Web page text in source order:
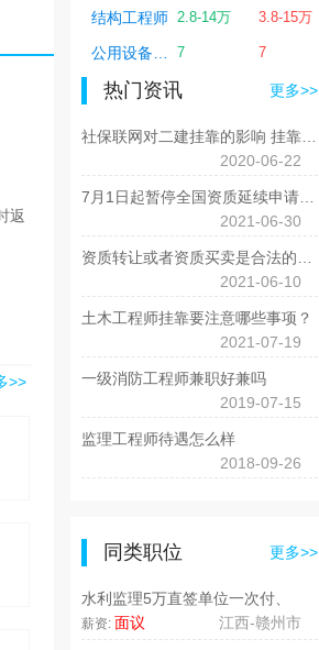
返
>>
4-20万
结构工程师 2.8-14万 3.8-15万
7 7
热门资讯 更多>>
2020-06-22
2021-06-30
2021-06-10
土木工程师挂靠要注意哪些事项？
2021-07-19
一级消防工程师兼职好兼吗
2019-07-15
监理工程师待遇怎么样
2018-09-26
同类职位 更多>>
水利监理5万直签单位一次付、
薪资: 面议 江西-赣州市